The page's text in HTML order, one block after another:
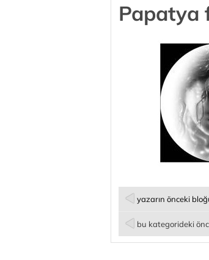
Papatya
yazarın önceki
bu kategorideki